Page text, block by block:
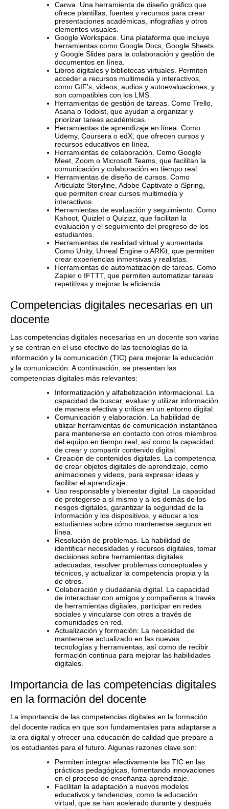
Canva. Una herramienta de diseño gráfico que
ofrece plantillas, fuentes y recursos para crear
presentaciones académicas, infografías y otros
elementos visuales.
Google Workspace. Una plataforma que incluye
herramientas como Google Docs, Google Sheets
y Google Slides para la colaboración y gestión de
documentos en línea.
Libros digitales y bibliotecas virtuales. Permiten
acceder a recursos multimedia y interactivos,
como GIF's, videos, audios y autoevaluaciones, y
son compatibles con los LMS.
Herramientas de gestión de tareas. Como Trello,
Asana o Todoist, que ayudan a organizar y
priorizar tareas académicas.
Herramientas de aprendizaje en línea. Como
Udemy, Coursera o edX, que ofrecen cursos y
recursos educativos en línea.
Herramientas de colaboración. Como Google
Meet, Zoom o Microsoft Teams, que facilitan la
comunicación y colaboración en tiempo real.
Herramientas de diseño de cursos. Como
Articulate Storyline, Adobe Captivate o iSpring,
que permiten crear cursos multimedia y
interactivos.
Herramientas de evaluación y seguimiento. Como
Kahoot, Quizlet o Quizizz, que facilitan la
evaluación y el seguimiento del progreso de los
estudiantes.
Herramientas de realidad virtual y aumentada.
Como Unity, Unreal Engine o ARKit, que permiten
crear experiencias inmersivas y realistas.
Herramientas de automatización de tareas. Como
Zapier o IFTTT, que permiten automatizar tareas
repetitivas y mejorar la eficiencia.
Competencias digitales necesarias en un
docente
Las competencias digitales necesarias en un docente son varias
y se centran en el uso efectivo de las tecnologías de la
información y la comunicación (TIC) para mejorar la educación
y la comunicación. A continuación, se presentan las
competencias digitales más relevantes:
Informatización y alfabetización informacional. La
capacidad de buscar, evaluar y utilizar información
de manera efectiva y crítica en un entorno digital.
Comunicación y elaboración. La habilidad de
utilizar herramientas de comunicación instantánea
para mantenerse en contacto con otros miembros
del equipo en tiempo real, así como la capacidad
de crear y compartir contenido digital.
Creación de contenidos digitales. La competencia
de crear objetos digitales de aprendizaje, como
animaciones y videos, para expresar ideas y
facilitar el aprendizaje.
Uso responsable y bienestar digital. La capacidad
de protegerse a sí mismo y a los demás de los
riesgos digitales, garantizar la seguridad de la
información y los dispositivos, y educar a los
estudiantes sobre cómo mantenerse seguros en
línea.
Resolución de problemas. La habilidad de
identificar necesidades y recursos digitales, tomar
decisiones sobre herramientas digitales
adecuadas, resolver problemas conceptuales y
técnicos, y actualizar la competencia propia y la
de otros.
Colaboración y ciudadanía digital. La capacidad
de interactuar con amigos y compañeros a través
de herramientas digitales, participar en redes
sociales y vincularse con otros a través de
comunidades en red.
Actualización y formación: La necesidad de
mantenerse actualizado en las nuevas
tecnologías y herramientas, así como de recibir
formación continua para mejorar las habilidades
digitales.
Importancia de las competencias digitales
en la formación del docente
La importancia de las competencias digitales en la formación
del docente radica en que son fundamentales para adaptarse a
la era digital y ofrecer una educación de calidad que prepare a
los estudiantes para el futuro. Algunas razones clave son:
Permiten integrar efectivamente las TIC en las
prácticas pedagógicas, fomentando innovaciones
en el proceso de enseñanza-aprendizaje.
Facilitan la adaptación a nuevos modelos
educativos y tendencias, como la educación
virtual, que se han acelerado durante y después